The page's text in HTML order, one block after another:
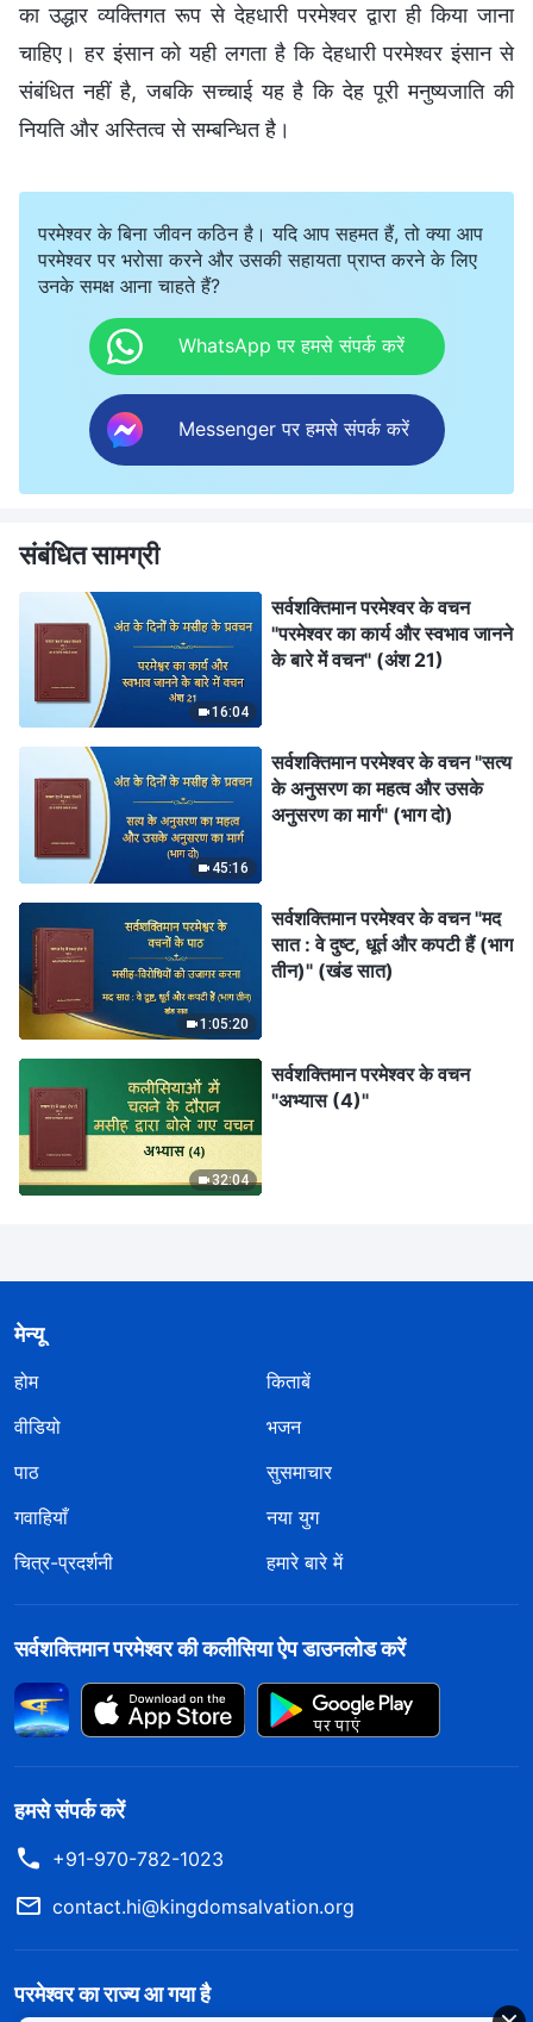
का उद्धार व्यक्तिगत रूप से देहधारी परमेश्वर द्वारा ही किया जाना
चाहिए। हर इंसान को यही लगता है कि देहधारी परमेश्वर इंसान से
संबंधित नहीं है, जबकि सच्चाई यह है कि देह पूरी मनुष्यजाति की
नियति और अस्तित्व से सम्बन्धित है।
परमेश्वर के बिना जीवन कठिन है। यदि आप सहमत हैं, तो क्या आप
परमेश्वर पर भरोसा करने और उसकी सहायता प्राप्त करने के लिए
उनके समक्ष आना चाहते हैं?
WhatsApp पर हमसे संपर्क करें
Messenger पर हमसे संपर्क करें
संबंधित सामग्री
16:04
सर्वशक्तिमान परमेश्वर के वचन
"परमेश्वर का कार्य और स्वभाव जानने
के बारे में वचन" (अंश 21)
45:16
सर्वशक्तिमान परमेश्वर के वचन "सत्य
के अनुसरण का महत्व और उसके
अनुसरण का मार्ग" (भाग दो)
1:05:20
सर्वशक्तिमान परमेश्वर के वचन "मद
सात : वे दुष्ट, धूर्त और कपटी हैं (भाग
तीन)" (खंड सात)
32:04
सर्वशक्तिमान परमेश्वर के वचन
"अभ्यास (4)"
मेन्यू
होम
किताबें
वीडियो
भजन
पाठ
सुसमाचार
गवाहियाँ
नया युग
चित्र-प्रदर्शनी
हमारे बारे में
सर्वशक्तिमान परमेश्वर की कलीसिया ऐप डाउनलोड करें
हमसे संपर्क करें
+91-970-782-1023
contact.hi@kingdomsalvation.org
परमेश्वर का राज्य आ गया है